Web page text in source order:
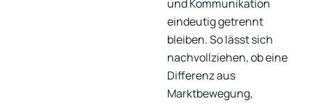
und Kommunikation
eindeutig getrennt
bleiben. So lässt sich
nachvollziehen, ob eine
Differenz aus
Marktbewegung,